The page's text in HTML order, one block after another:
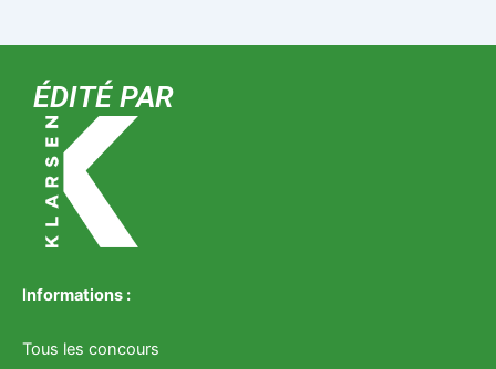
ÉDITÉ PAR
Informations :
Tous les concours